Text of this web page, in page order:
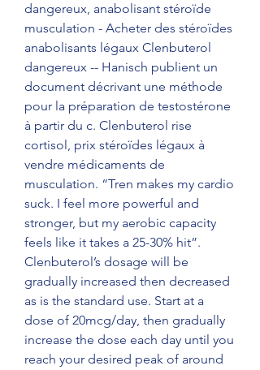
dangereux, anabolisant stéroïde
musculation - Acheter des stéroïdes
anabolisants légaux Clenbuterol
dangereux -- Hanisch publient un
document décrivant une méthode
pour la préparation de testostérone
à partir du c. Clenbuterol rise
cortisol, prix stéroïdes légaux à
vendre médicaments de
musculation. “Tren makes my cardio
suck. I feel more powerful and
stronger, but my aerobic capacity
feels like it takes a 25-30% hit”.
Clenbuterol’s dosage will be
gradually increased then decreased
as is the standard use. Start at a
dose of 20mcg/day, then gradually
increase the dose each day until you
reach your desired peak of around